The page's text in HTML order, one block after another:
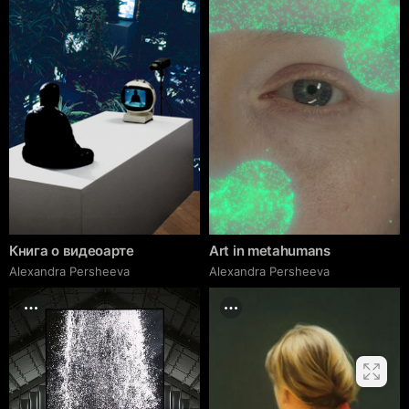
summer-hats-fonssagrives-and-lane
(Просмотрено 30.05.2026)
8.
https://www.vogue.ru/fashion/favourites-of-
vogue/kak_kombinezony_stali_modnymi
(Просмотрено 30.05.2026)
9.
https://www.centrepompidou.fr/en/ressources/oeu
vre/c7GG7bR
(Просмотрено 30.05.2026)
10.
https://www.galerie-roger-viollet.fr/en/photo-war-
1939-1945-fashion-in-auteuil-march-1941-
896493-1366386820#product-history
(Просмотрено 30.05.2026)
11.
https://www.roger-viollet.fr/image-photo/world-
war-ii-german-soldier-and-young-woman-225036
(Просмотрено 30.05.2026)
https://www.lifo.gr/various/45-eghromes-
fotografies-apo-katehomeno-parisi-1940-1944
(Просмотрено 30.05.2026)
13. https://www.flickr.com/photos/collectvelo/5956820
461/in/photostream/(Просмотрено 30.05.2026)
14. https://time.com/3711136/black-lace-and-woolen-
Книга о видеоарте
Alexandra Persheeva
Art in metahumans
Alexandra Persheeva